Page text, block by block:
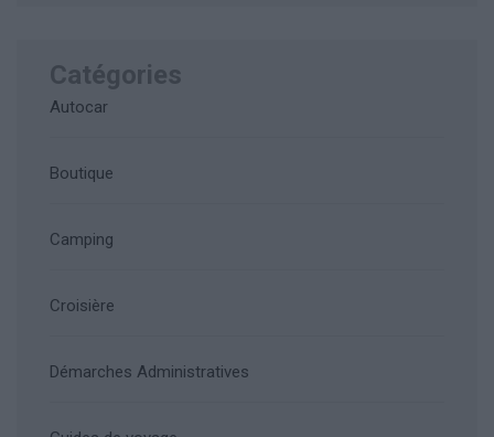
Catégories
Autocar
Boutique
Camping
Croisière
Démarches Administratives